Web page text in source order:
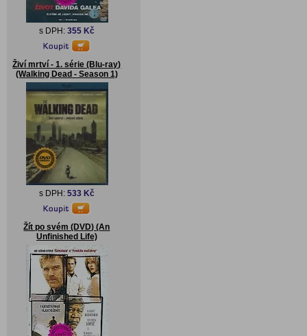
s DPH: 355 Kč
Živí mrtví - 1. série (Blu-ray)
(Walking Dead - Season 1)
s DPH: 533 Kč
Žít po svém (DVD) (An
Unfinished Life)